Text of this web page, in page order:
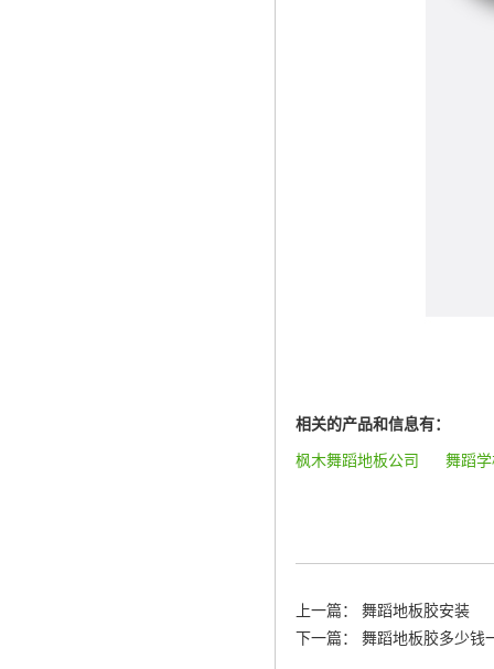
相关的产品和信息有：
枫木舞蹈地板公司 舞蹈
上一篇：
舞蹈地板胶安装
下一篇：
舞蹈地板胶多少钱